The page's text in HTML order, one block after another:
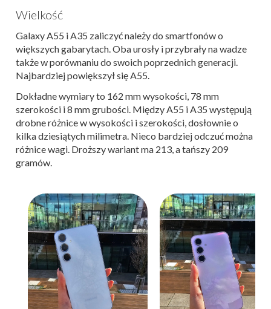
Wielkość
Galaxy A55 i A35 zaliczyć należy do smartfonów o
większych gabarytach. Oba urosły i przybrały na wadze
także w porównaniu do swoich poprzednich generacji.
Najbardziej powiększył się A55.
Dokładne wymiary to 162 mm wysokości, 78 mm
szerokości i 8 mm grubości. Między A55 i A35 występują
drobne różnice w wysokości i szerokości, dosłownie o
kilka dziesiątych milimetra. Nieco bardziej odczuć można
różnice wagi. Droższy wariant ma 213, a tańszy 209
gramów.